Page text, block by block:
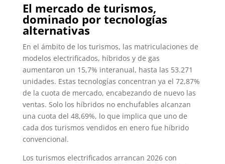
El mercado de turismos,
dominado por tecnologías
alternativas
En el ámbito de los turismos, las matriculaciones de
modelos electrificados, híbridos y de gas
aumentaron un 15,7% interanual, hasta las 53.271
unidades. Estas tecnologías concentran ya el 72,87%
de la cuota de mercado, encabezando de nuevo las
ventas. Solo los híbridos no enchufables alcanzan
una cuota del 48,69%, lo que implica que uno de
cada dos turismos vendidos en enero fue híbrido
convencional.
Los turismos electrificados arrancan 2026 con